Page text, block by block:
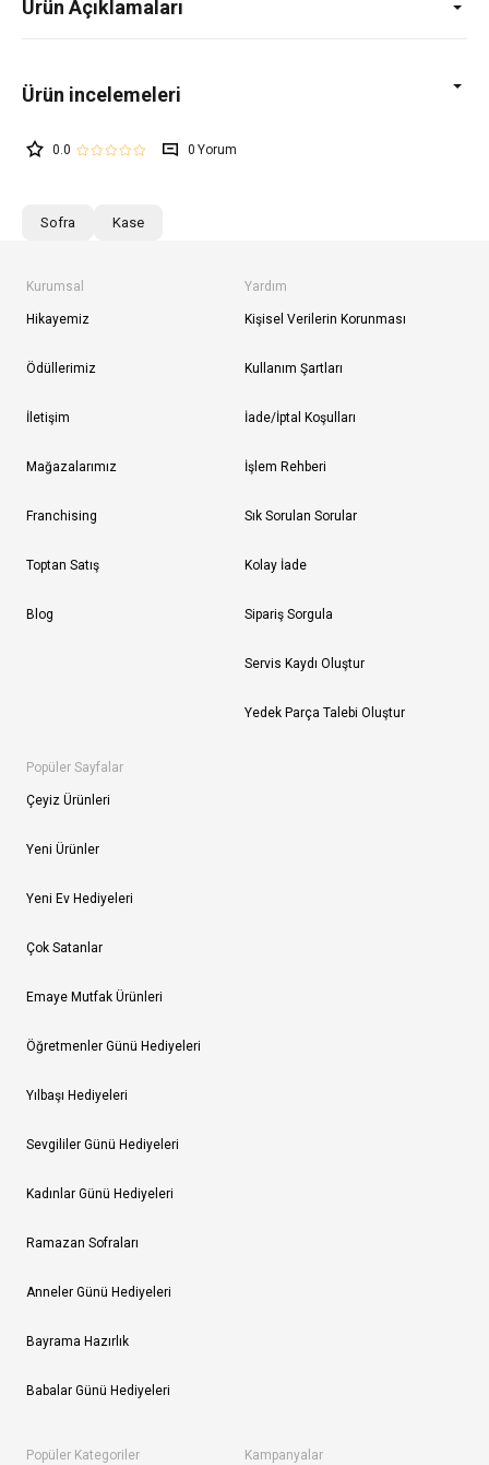
Ürün Açıklamaları
0.0 0
Sofra Kase
Kurumsal
Hikayemiz
Ödüllerimiz
İletişim
Mağazalarımız
Franchising
Toptan Satış
Blog
Yardım
Kişisel Verilerin Korunması
Kullanım Şartları
İade/İptal Koşulları
İşlem Rehberi
Sık Sorulan Sorular
Kolay İade
Sipariş Sorgula
Servis Kaydı Oluştur
Yedek Parça Talebi Oluştur
Popüler Sayfalar
Çeyiz Ürünleri
Yeni Ürünler
Yeni Ev Hediyeleri
Çok Satanlar
Emaye Mutfak Ürünleri
Öğretmenler Günü Hediyeleri
Yılbaşı Hediyeleri
Sevgililer Günü Hediyeleri
Kadınlar Günü Hediyeleri
Ramazan Sofraları
Anneler Günü Hediyeleri
Bayrama Hazırlık
Babalar Günü Hediyeleri
Popüler Kategoriler Kampanyalar